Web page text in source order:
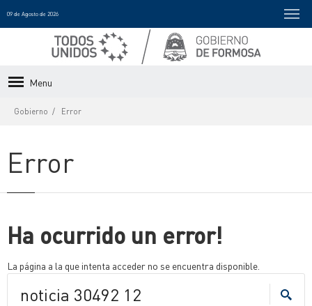
09 de Agosto de 2026
Menu
Gobierno Error
Error
Ha ocurrido un error!
La página a la que intenta acceder no se encuentra disponible.